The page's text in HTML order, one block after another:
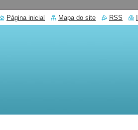
Página inicial Mapa do site RSS